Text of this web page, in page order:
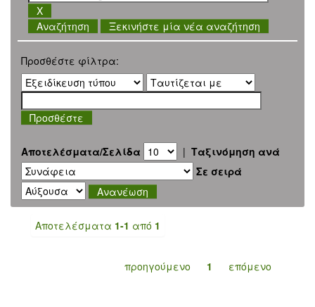
Ξεκινήστε μία νέα αναζήτηση
Προσθέστε φίλτρα:
Αποτελέσματα/Σελίδα | Ταξινόμηση ανά
Σε σειρά
Αποτελέσματα 1-1 από 1
προηγούμενο 1 επόμενο